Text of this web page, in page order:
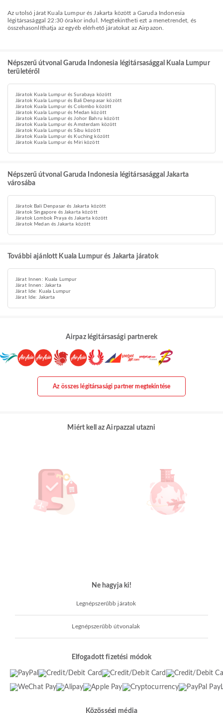
Az utolsó járat Kuala Lumpur és Jakarta között a Garuda Indonesia
légitársasággal 22:30 órakor indul. Megtekintheti ezt a menetrendet, és
összehasonlíthatja az egyéb elérhető járatokat az Airpazon.
Népszerű útvonal Garuda Indonesia légitársasággal Kuala Lumpur
területéről
Járatok Kuala Lumpur és Surabaya között
Járatok Kuala Lumpur és Bali Denpasar között
Járatok Kuala Lumpur és Colombo között
Járatok Kuala Lumpur és Medan között
Járatok Kuala Lumpur és Johor Bahru között
Járatok Kuala Lumpur és Amsterdam között
Járatok Kuala Lumpur és Sibu között
Járatok Kuala Lumpur és Kuching között
Járatok Kuala Lumpur és Miri között
Népszerű útvonal Garuda Indonesia légitársasággal Jakarta
városába
Járatok Bali Denpasar és Jakarta között
Járatok Singapore és Jakarta között
Járatok Lombok Praya és Jakarta között
Járatok Medan és Jakarta között
További ajánlott Kuala Lumpur és Jakarta járatok
Járat Innen: Kuala Lumpur
Járat Innen: Jakarta
Járat Ide: Kuala Lumpur
Járat Ide: Jakarta
Airpaz légitársasági partnerek
Az összes légitársasági partner megtekintése
Miért kell az Airpazzal utazni
Ne hagyja ki!
Legnépszerűbb járatok
Legnépszerűbb útvonalak
Elfogadott fizetési módok
Közösségi média